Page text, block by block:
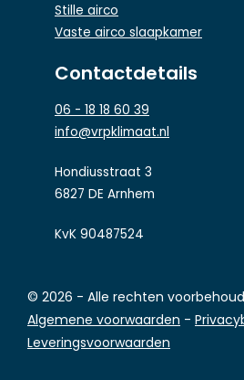
Stille airco
Vaste airco slaapkamer
Contactdetails
06 - 18 18 60 39
info@vrpklimaat.nl
Hondiusstraat 3
6827 DE Arnhem
KvK 90487524
© 2026 - Alle rechten
Algemene voorwaarden -
Leveringsvoorwaarden